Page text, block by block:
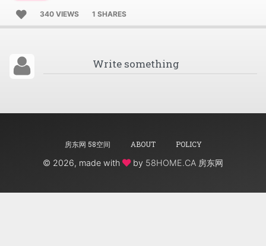
340 VIEWS 1 SHARES
房东网 58空间 ABOUT POLICY
© 2026, made with by 58HOME.CA 房东网